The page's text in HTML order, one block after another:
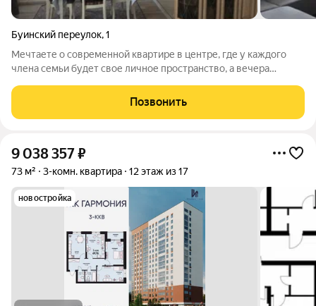
Буинский переулок,1
Мечтаете о современной квартире в центре, где у каждого
члена семьи будет свое личное пространство, а вечера
просторную 3-комнатную квартиру с качественным
современным ремонтом. Никаких вложений и
Позвонить
9 038 357₽
73 м² 3-комн. квартира 12 этаж из 17
новостройка